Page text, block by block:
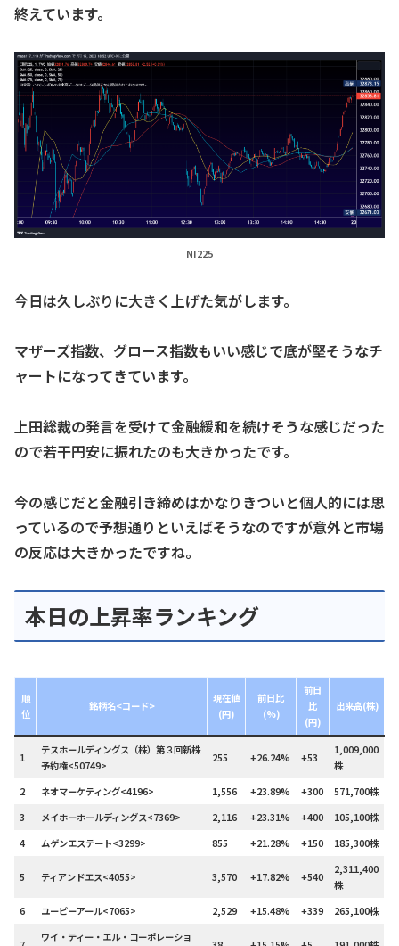
終えています。
NI225
今日は久しぶりに大きく上げた気がします。
マザーズ指数、グロース指数もいい感じで底が堅そうなチ
ャートになってきています。
上田総裁の発言を受けて金融緩和を続けそうな感じだった
ので若干円安に振れたのも大きかったです。
今の感じだと金融引き締めはかなりきついと個人的には思
っているので予想通りといえばそうなのですが意外と市場
の反応は大きかったですね。
本日の上昇率ランキング
順
位
銘柄名<コード>
現在値
(円)
前日比
(%)
前日
比
(円)
出来高(株)
1
テスホールディングス（株）第３回新株
予約権<50749>
255 +26.24% +53
1,009,000
株
2
ネオマーケティング<4196> 1,556 +23.89% +300
571,700株
3
メイホーホールディングス<7369> 2,116 +23.31% +400
105,100株
4
ムゲンエステート<3299> 855 +21.28% +150 185,300株
5 ティアンドエス<4055> 3,570 +17.82% +540
2,311,400
株
6
ユーピーアール<7065> 2,529 +15.48% +339 265,100株
ワイ・ティー・エル・コーポレーショ